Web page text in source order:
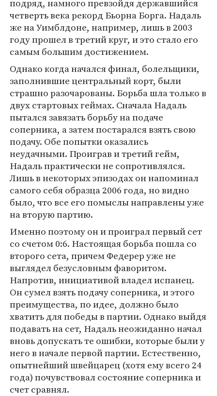
подряд, намного превзойдя державшийся
четверть века рекорд Бьорна Борга. Надаль
же на Уимблдоне, например, лишь в 2003
году прошел в третий круг, и это стало его
самым большим достижением.
Однако когда начался финал, болельщики,
заполнившие центральный корт, были
страшно разочарованы. Борьба шла только в
двух стартовых геймах. Сначала Надаль
пытался завязать борьбу на подаче
соперника, а затем постарался взять свою
подачу. Обе попытки оказались
неудачными. Проиграв и третий гейм,
Надаль практически не сопротивлялся.
Лишь в некоторых эпизодах он напоминал
самого себя образца 2006 года, но видно
было, что все его помыслы направлены уже
на вторую партию.
Именно поэтому он и проиграл первый сет
со счетом 0:6. Настоящая борьба пошла со
второго сета, причем Федерер уже не
выглядел безусловным фаворитом.
Напротив, инициативой владел испанец.
Он сумел взять подачу соперника, и этого
преимущества, по идее, должно было
хватить для победы в партии. Однако выйдя
подавать на сет, Надаль неожиданно начал
вновь допускать те ошибки, которые были у
него в начале первой партии. Естественно,
опытнейший швейцарец (хотя ему всего 24
года) почувствовал состояние соперника и
счет сравнял.